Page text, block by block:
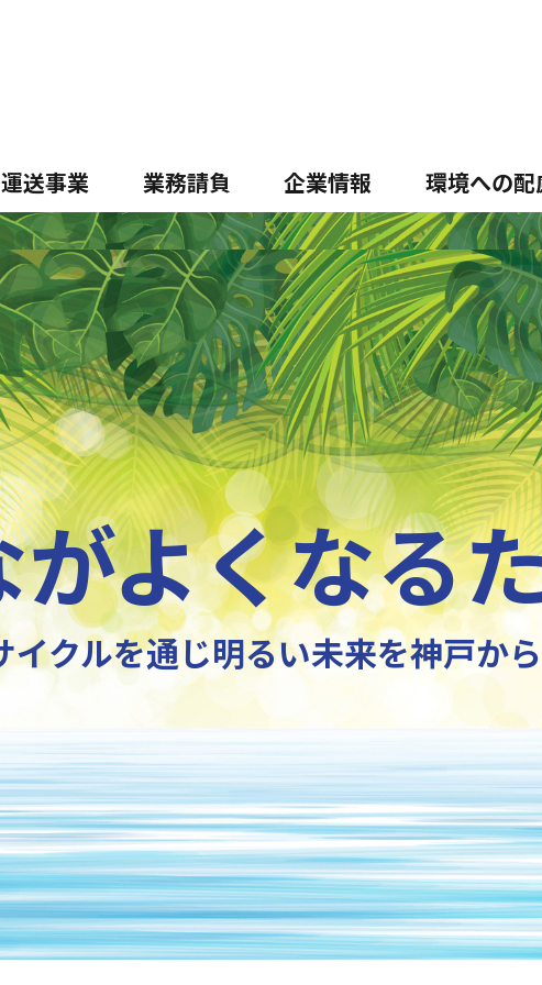
運送事業 業務請負 企業情報 環境への配
よくなる
イクルを通じ明るい未来を神戸から